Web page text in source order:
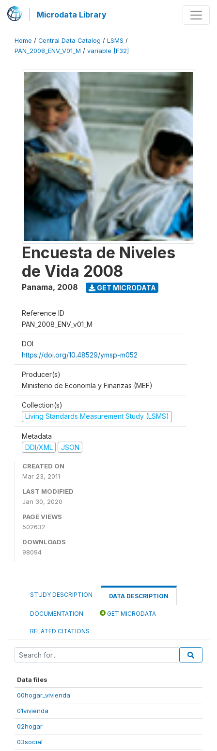
Microdata Library
Home / Central Data Catalog / LSMS /
PAN_2008_ENV_V01_M / variable [F32]
Encuesta de Niveles
de Vida 2008
Panama, 2008 GET MICRODATA
Reference ID
PAN_2008_ENV_v01_M
DOI
https://doi.org/10.48529/ymsp-m052
Producer(s)
Ministerio de Economía y Finanzas (MEF)
Collection(s)
Living Standards Measurement Study (LSMS)
Metadata
DDI/XML
JSON
CREATED ON
Mar 23, 2011
LAST MODIFIED
Jan 30, 2020
PAGE VIEWS
502632
DOWNLOADS
98094
STUDY DESCRIPTION DATA DESCRIPTION
DOCUMENTATION GET MICRODATA
RELATED CITATIONS
Data files
00hogar_vivienda
01vivienda
02hogar
03social